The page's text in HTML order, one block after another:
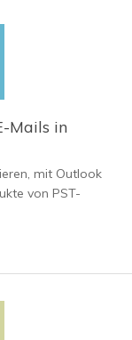
Mails in
mit Outlook
von PST-